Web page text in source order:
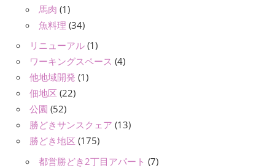
馬肉 (1)
魚料理 (34)
リニューアル (1)
ワーキングスペース (4)
他地域開発 (1)
佃地区 (22)
公園 (52)
勝どきサンスクェア (13)
勝どき地区 (175)
都営勝どき2丁目アパート (7)